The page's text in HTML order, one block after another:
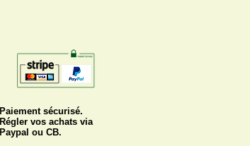
Paiement sécurisé.
Régler vos achats via
Paypal ou CB.